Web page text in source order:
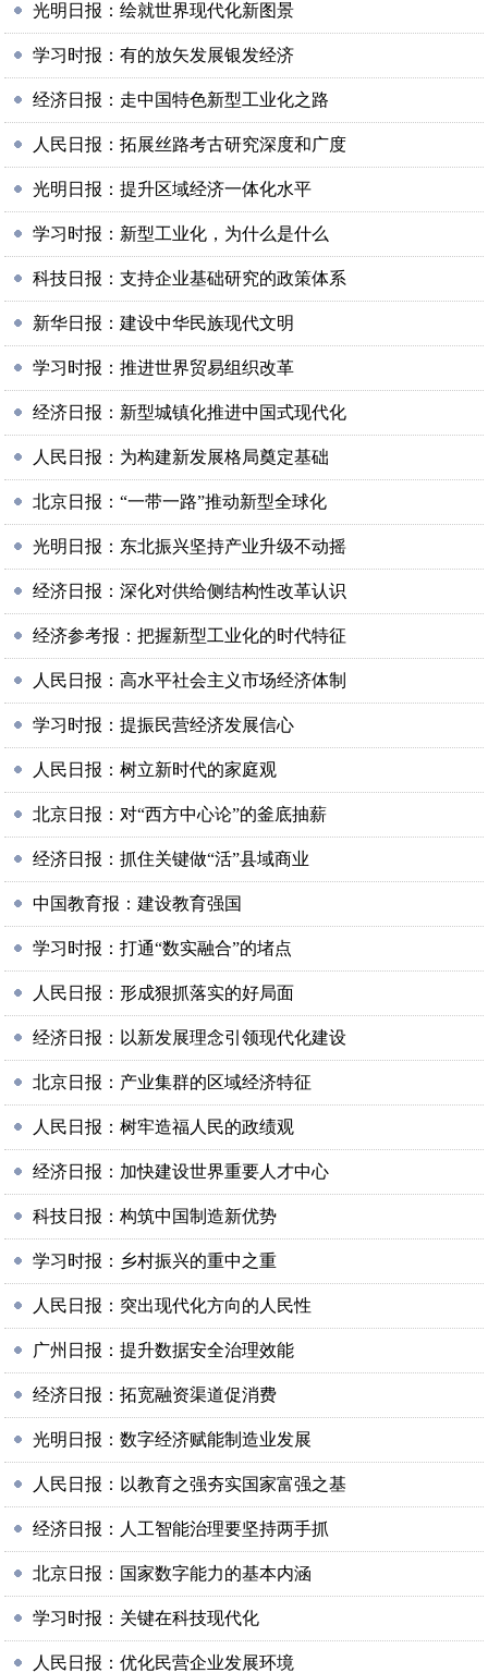
光明日报：绘就世界现代化新图景
学习时报：有的放矢发展银发经济
经济日报：走中国特色新型工业化之路
人民日报：拓展丝路考古研究深度和广度
光明日报：提升区域经济一体化水平
学习时报：新型工业化，为什么是什么
科技日报：支持企业基础研究的政策体系
新华日报：建设中华民族现代文明
学习时报：推进世界贸易组织改革
经济日报：新型城镇化推进中国式现代化
人民日报：为构建新发展格局奠定基础
北京日报：“一带一路”推动新型全球化
光明日报：东北振兴坚持产业升级不动摇
经济日报：深化对供给侧结构性改革认识
经济参考报：把握新型工业化的时代特征
人民日报：高水平社会主义市场经济体制
学习时报：提振民营经济发展信心
人民日报：树立新时代的家庭观
北京日报：对“西方中心论”的釜底抽薪
经济日报：抓住关键做“活”县域商业
中国教育报：建设教育强国
学习时报：打通“数实融合”的堵点
人民日报：形成狠抓落实的好局面
经济日报：以新发展理念引领现代化建设
北京日报：产业集群的区域经济特征
人民日报：树牢造福人民的政绩观
经济日报：加快建设世界重要人才中心
科技日报：构筑中国制造新优势
学习时报：乡村振兴的重中之重
人民日报：突出现代化方向的人民性
广州日报：提升数据安全治理效能
经济日报：拓宽融资渠道促消费
光明日报：数字经济赋能制造业发展
人民日报：以教育之强夯实国家富强之基
经济日报：人工智能治理要坚持两手抓
北京日报：国家数字能力的基本内涵
学习时报：关键在科技现代化
人民日报：优化民营企业发展环境